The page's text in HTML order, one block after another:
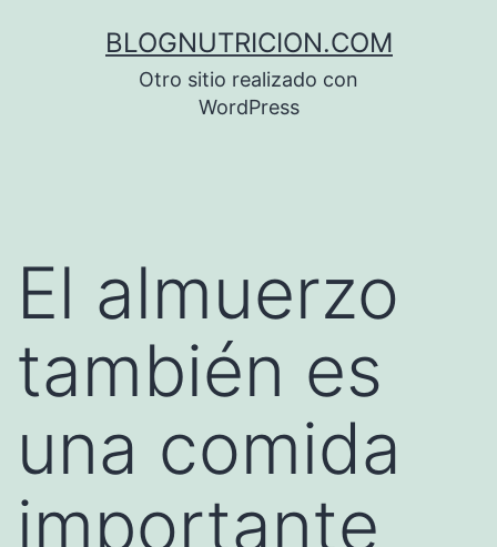
BLOGNUTRICION.COM
Otro sitio realizado con
WordPress
El almuerzo
también es
una comida
importante